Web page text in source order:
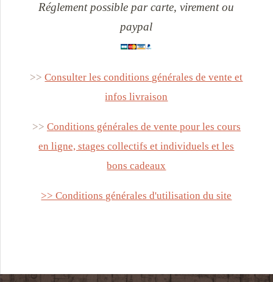
Réglement possible par carte, virement ou
paypal
>>Consulter les conditions générales de vente et
infos livraison
>> Conditions générales de vente pour les cours
en ligne, stages collectifs et individuels et les
bons cadeaux
>> Conditions générales d'utilisation du site